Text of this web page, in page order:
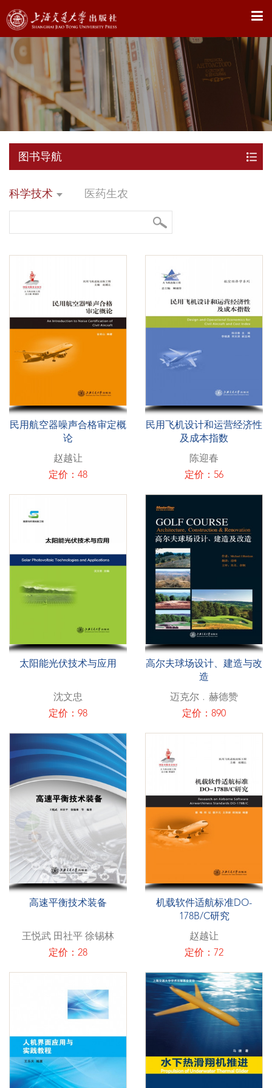
X
图书导航
科学技术 医药生农
民用航空器噪声合格审定概
论
赵越让
定价：48
民用飞机设计和运营经济性
及成本指数
陈迎春
定价：56
太阳能光伏技术与应用
沈文忠
定价：98
高尔夫球场设计、建造与改
造
迈克尔﹒赫德赞
定价：890
高速平衡技术装备
王悦武 田社平 徐锡林
定价：28
机载软件适航标准DO-
178B/C研究
赵越让
定价：72